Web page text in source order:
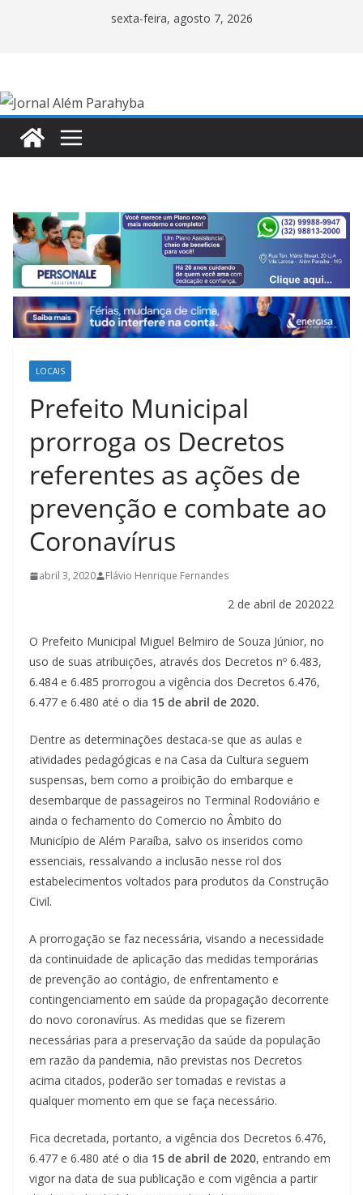
sexta-feira, agosto 7, 2026
LOCAIS
Prefeito Municipal
prorroga os Decretos
referentes as ações de
prevenção e combate ao
Coronavírus
abril 3, 2020 Flávio Henrique Fernandes
2 de abril de 202022
O Prefeito Municipal Miguel Belmiro de Souza Júnior, no
uso de suas atribuições, através dos Decretos nº 6.483,
6.484 e 6.485 prorrogou a vigência dos Decretos 6.476,
6.477 e 6.480 até o dia 15 de abril de 2020.
Dentre as determinações destaca-se que as aulas e
atividades pedagógicas e na Casa da Cultura seguem
suspensas, bem como a proibição do embarque e
desembarque de passageiros no Terminal Rodoviário e
ainda o fechamento do Comercio no Âmbito do
Município de Além Paraíba, salvo os inseridos como
essenciais, ressalvando a inclusão nesse rol dos
estabelecimentos voltados para produtos da Construção
Civil.
A prorrogação se faz necessária, visando a necessidade
da continuidade de aplicação das medidas temporárias
de prevenção ao contágio, de enfrentamento e
contingenciamento em saúde da propagação decorrente
do novo coronavírus. As medidas que se fizerem
necessárias para a preservação da saúde da população
em razão da pandemia, não previstas nos Decretos
acima citados, poderão ser tomadas e revistas a
qualquer momento em que se faça necessário.
Fica decretada, portanto, a vigência dos Decretos 6.476,
6.477 e 6.480 até o dia 15 de abril de 2020, entrando em
vigor na data de sua publicação e com vigência a partir